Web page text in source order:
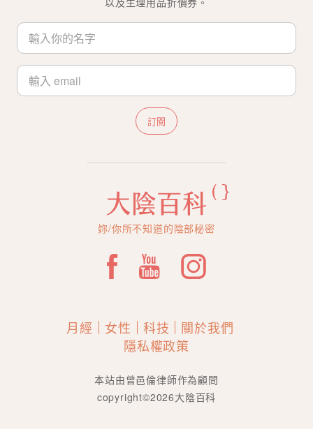
訂閱
妳/你所不知道的陰部秘密
月經 女性 科技
關於我們
隱私權政策
本站由曾邑倫律師作為顧問
copyright©2026大陰百科